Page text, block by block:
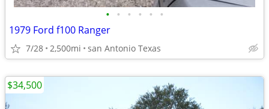
• • • • • •
1979 Ford f100 Ranger
7/28 2,500mi san Antonio Texas
$34,500